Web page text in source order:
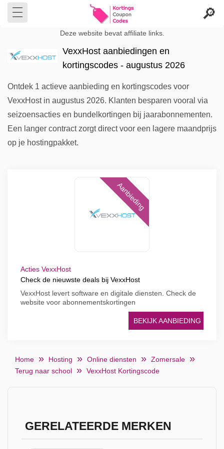
Deze website bevat affiliate links.
VexxHost aanbiedingen en
kortingscodes - augustus 2026
Ontdek 1 actieve aanbieding en kortingscodes voor
VexxHost in augustus 2026. Klanten besparen vooral via
seizoensacties en bundelkortingen bij jaarabonnementen.
Een langer contract zorgt direct voor een lagere maandprijs
op je hostingpakket.
Aanbieding
Acties VexxHost
Check de nieuwste deals bij VexxHost
VexxHost levert software en digitale diensten. Check de
website voor abonnementskortingen
BEKIJK AANBIEDING
Home Hosting Online diensten
Zomersale
Terug naar school
VexxHost Kortingscode
GERELATEERDE MERKEN